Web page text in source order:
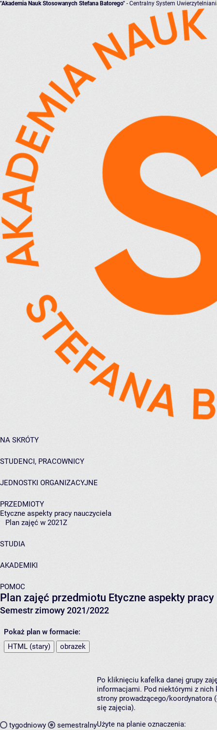
"Akademia Nauk Stosowanych Stefana Batorego" - Centralny System
NA SKRÓTY
STUDENCI, PRACOWNICY
JEDNOSTKI ORGANIZACYJNE
PRZEDMIOTY
Etyczne aspekty pracy nauczyciela
Plan zajęć w 2021Z
STUDIA
AKADEMIKI
POMOC
Plan zajęć przedmiotu Etyczne aspekty
Semestr zimowy 2021/2022
Pokaż plan w formacie:
HTML (stary)
obrazek
tygodniowy semestralny
Po kliknięciu kafelka danej grupy
informacjami. Pod niektórymi z nich
strony prowadzącego/koordynatora
się zajęcia).
Użyte na planie oznaczenia: